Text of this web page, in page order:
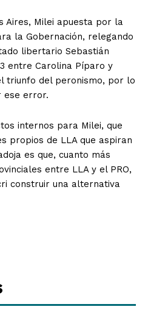
Aires, Milei apuesta por la
la Gobernación, relegando
libertario Sebastián
entre Carolina Píparo y
triunfo del peronismo, por lo
ese error.
internos para Milei, que
propios de LLA que aspiran
es que, cuanto más
entre LLA y el PRO,
construir una alternativa